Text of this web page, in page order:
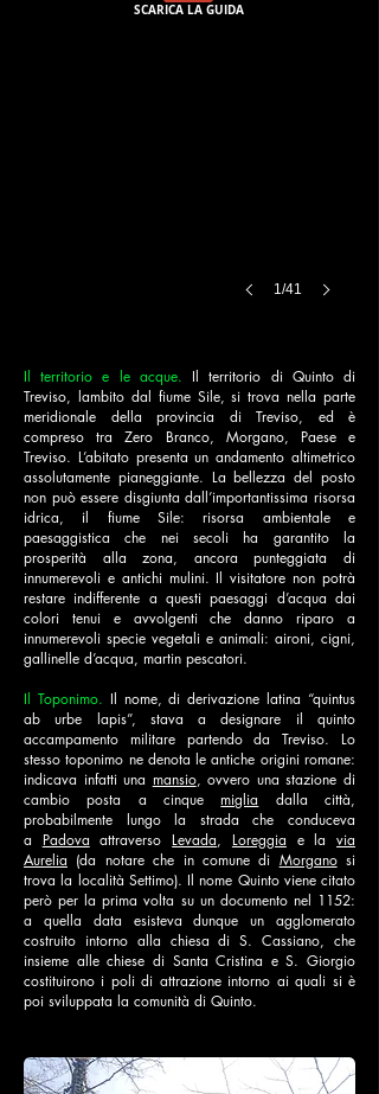
SCARICA LA GUIDA
1/41
Il territorio e le acque. Il territorio di Quinto di
Treviso, lambito dal fiume Sile, si trova nella parte
meridionale della provincia di Treviso, ed è
compreso tra Zero Branco, Morgano, Paese e
Treviso. L’abitato presenta un andamento altimetrico
assolutamente pianeggiante. La bellezza del posto
non può essere disgiunta dall’importantissima risorsa
idrica, il fiume Sile: risorsa ambientale e
paesaggistica che nei secoli ha garantito la
prosperità alla zona, ancora punteggiata di
innumerevoli e antichi mulini. Il visitatore non potrà
restare indifferente a questi paesaggi d’acqua dai
colori tenui e avvolgenti che danno riparo a
innumerevoli specie vegetali e animali: aironi, cigni,
gallinelle d’acqua, martin pescatori.
Il Toponimo. Il nome, di derivazione latina “quintus
ab urbe lapis”, stava a designare il quinto
accampamento militare partendo da Treviso. Lo
stesso toponimo ne denota le antiche origini romane:
indicava infatti una mansio, ovvero una stazione di
cambio posta a cinquemiglia dalla città,
probabilmente lungo la strada che conduceva
a Padova attraversoLevada, Loreggia e lavia
Aurelia (da notare che in comune di Morganosi
trova la località Settimo). Il nome Quinto viene citato
però per la prima volta su un documento nel 1152:
a quella data esisteva dunque un agglomerato
costruito intorno alla chiesa di S. Cassiano, che
insieme alle chiese di Santa Cristina e S. Giorgio
costituirono i poli di attrazione intorno ai quali si è
poi sviluppata la comunità di Quinto.